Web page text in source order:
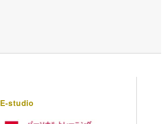
E-studio